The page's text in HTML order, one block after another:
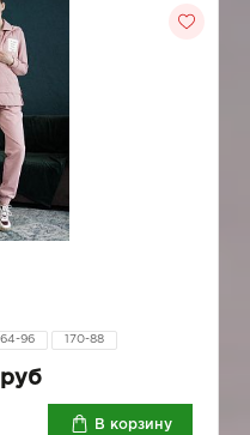
164-96 170-88
В корзину